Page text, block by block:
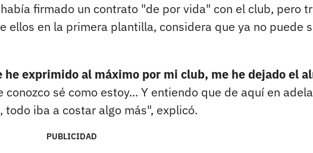
firmado un contrato "de por vida" con el club, pero
ellos en la primera plantilla, considera que ya no puede
exprimido al máximo por mi club, me he dejado el
conozco sé como estoy... Y entiendo que de aquí en
iba a costar algo más", explicó.
PUBLICIDAD